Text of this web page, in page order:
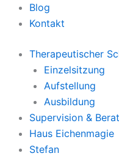
Blog
Kontakt
Therapeutischer
Einzelsitzung
Aufstellung
Ausbildung
Supervision &
Haus Eichenmagie
Stefan